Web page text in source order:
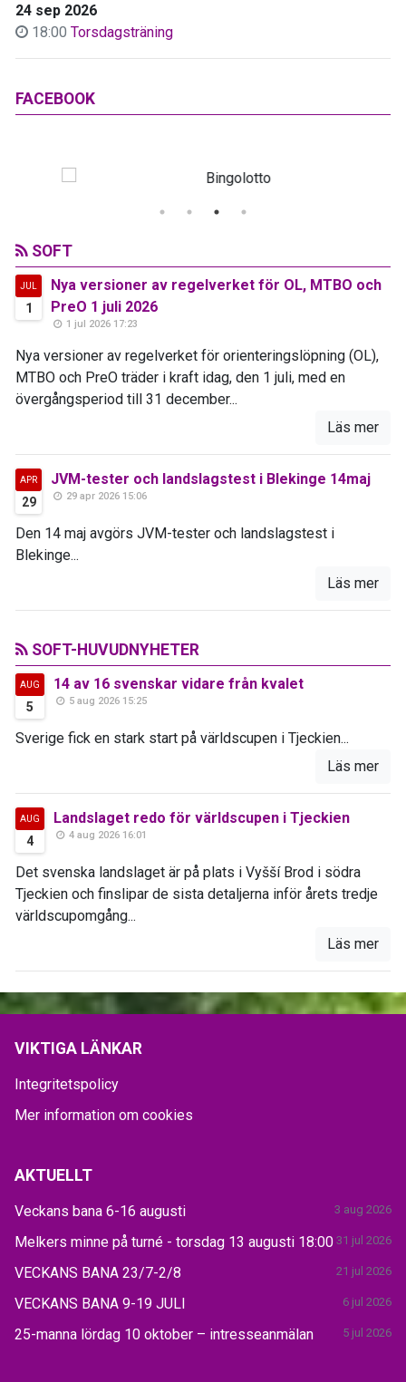
24 sep 2026
18:00 Torsdagsträning
FACEBOOK
SOFT
JUL
1
Nya versioner av regelverket för OL, MTBO och
PreO 1 juli 2026
1 jul 2026 17:23
Nya versioner av regelverket för orienteringslöpning (OL),
MTBO och PreO träder i kraft idag, den 1 juli, med en
övergångsperiod till 31 december...
Läs mer
APR
29
JVM-tester och landslagstest i Blekinge 14maj
29 apr 2026 15:06
Den 14 maj avgörs JVM-tester och landslagstest i
Blekinge...
Läs mer
SOFT-HUVUDNYHETER
AUG
5
14 av 16 svenskar vidare från kvalet
5 aug 2026 15:25
Sverige fick en stark start på världscupen i Tjeckien...
Läs mer
AUG
4
Landslaget redo för världscupen i Tjeckien
4 aug 2026 16:01
Det svenska landslaget är på plats i Vyšší Brod i södra
Tjeckien och finslipar de sista detaljerna inför årets tredje
världscupomgång...
Läs mer
VIKTIGA LÄNKAR
Integritetspolicy
Mer information om cookies
AKTUELLT
Veckans bana 6-16 augusti 3 aug 2026
Melkers minne på turné - torsdag 13 augusti 18:00 31 jul 2026
VECKANS BANA 23/7-2/8 21 jul 2026
VECKANS BANA 9-19 JULI 6 jul 2026
25-manna lördag 10 oktober – intresseanmälan 5 jul 2026